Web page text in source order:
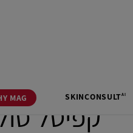
SKINCONSULTAI
MAG
קפיטל